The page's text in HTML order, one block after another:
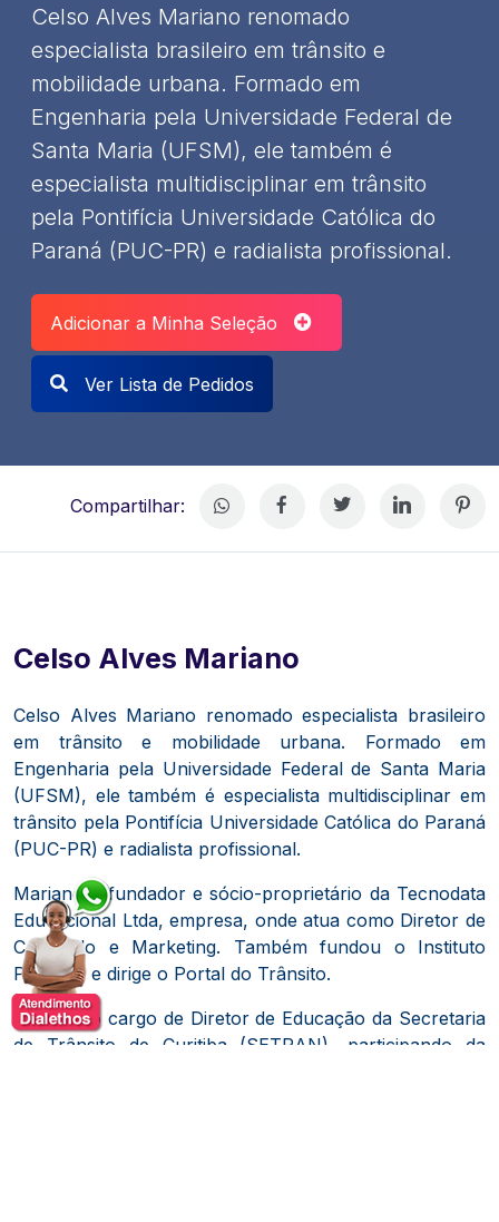
​Celso Alves Mariano renomado
especialista brasileiro em trânsito e
mobilidade urbana. Formado em
Engenharia pela Universidade Federal de
Santa Maria (UFSM), ele também é
especialista multidisciplinar em trânsito
pela Pontifícia Universidade Católica do
Paraná (PUC-PR) e radialista profissional.
Adicionar a Minha Seleção
Ver Lista de Pedidos
Compartilhar:
Celso Alves Mariano
Celso Alves Mariano renomado especialista brasileiro
em trânsito e mobilidade urbana.
Formado em
Engenharia pela Universidade Federal de Santa Maria
(UFSM), ele também é especialista multidisciplinar em
trânsito pela Pontifícia Universidade Católica do Paraná
(PUC-PR) e radialista profissional.
Mariano é fundador e sócio-proprietário da Tecnodata
Educacional Ltda, empresa, onde atua como Diretor de
Conteúdo e Marketing.
Também fundou o Instituto
Prevenir e dirige o Portal do Trânsito.
Exerceu o cargo de Diretor de Educação da Secretaria
de Trânsito de Curitiba (SETRAN), participando da